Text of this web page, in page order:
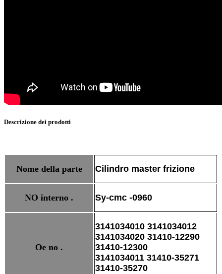
Descrizione dei prodotti
Nome della parte Cilindro master frizione
NO interno . Sy-cmc -0960
Oe no .
3141034010 3141034012
3141034020 31410-12290
31410-12300
3141034011 31410-35271
31410-35270